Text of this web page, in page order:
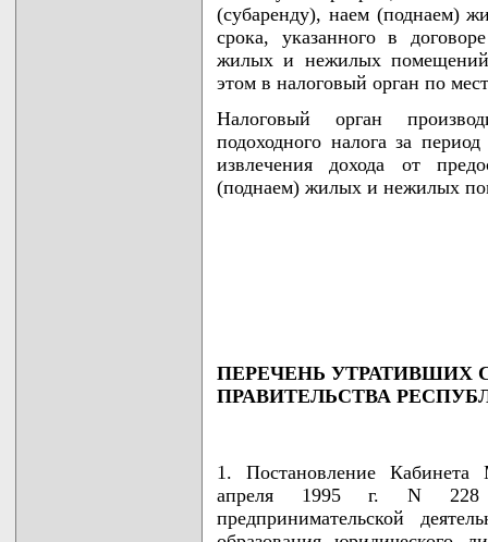
(субаренду), наем (поднаем)
срока, указанного в
жилых и нежилых
этом в налоговый орган по
Налоговый орган
подоходного налога за
извлечения дохода от
(поднаем) жилых и нежилых
ПЕРЕЧЕНЬ УТРАТИВШИХ
ПРАВИТЕЛЬСТВА
1. Постановление
апреля 1995 г. N 228
предпринимательской